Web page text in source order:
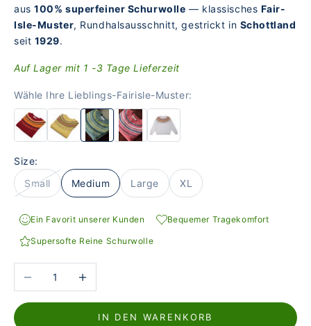
aus100% superfeiner Schurwolle — klassisches Fair-
Isle-Muster, Rundhalsausschnitt, gestrickt in Schottland
seit 1929.
Auf Lager mit 1 -3 Tage Lieferzeit
Wähle Ihre Lieblings-Fairisle-Muster:
Size:
Small
Medium Large XL
Ein Favorit unserer Kunden Bequemer Tragekomfort
Supersofte Reine Schurwolle
Anzahl verringern
IN DEN WARENKORB